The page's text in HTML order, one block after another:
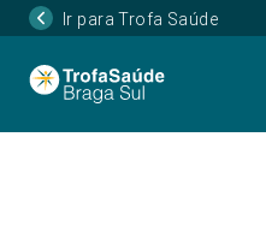
Ir para Trofa Saúde